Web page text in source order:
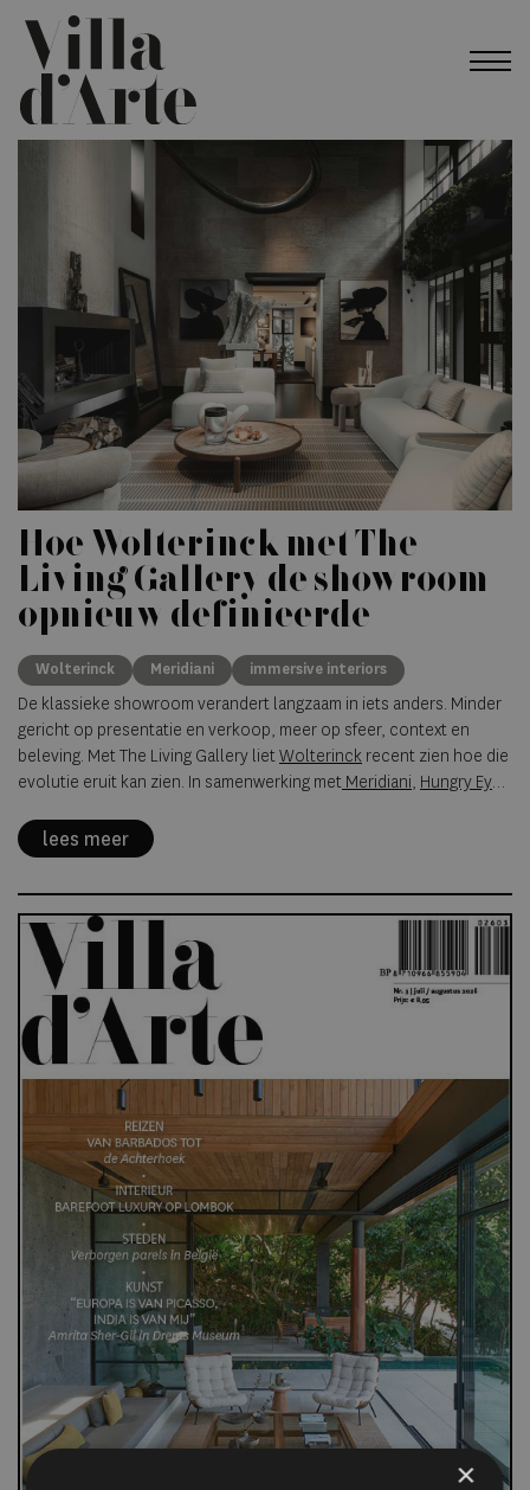
Hoe Wolterinck met The
Living Gallery de showroom
opnieuw definieerde
Wolterinck Meridiani immersive interiors
De klassieke showroom verandert langzaam in iets anders. Minder
gericht op presentatie en verkoop, meer op sfeer, context en
beleving. Met The Living Gallery lietWolterinck recent zien hoe die
evolutie eruit kan zien. In samenwerking met Meridiani, Hungry Eye
multidisciplinaire omgeving waarin interieur, fotografie,
architectuur en kunst in elkaar overvloeiden. Niet als tijdelijke
leefomgevingen steeds vaker worden vormgegeven.
lees meer
×